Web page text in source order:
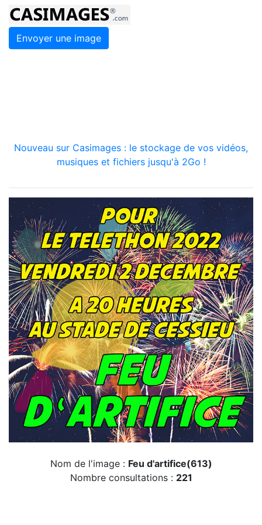
Envoyer une image
Nouveau sur Casimages : le stockage de vos vidéos,
musiques et fichiers jusqu'à 2Go !
Nom de l'image : Feu d'artifice(613)
Nombre consultations : 221